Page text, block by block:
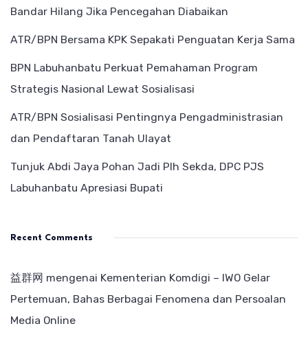
Bandar Hilang Jika Pencegahan Diabaikan
ATR/BPN Bersama KPK Sepakati Penguatan Kerja Sama
BPN Labuhanbatu Perkuat Pemahaman Program
Strategis Nasional Lewat Sosialisasi
ATR/BPN Sosialisasi Pentingnya Pengadministrasian
dan Pendaftaran Tanah Ulayat
Tunjuk Abdi Jaya Pohan Jadi Plh Sekda, DPC PJS
Labuhanbatu Apresiasi Bupati
Recent Comments
益群网 mengenai Kementerian Komdigi – IWO Gelar
Pertemuan, Bahas Berbagai Fenomena dan Persoalan
Media Online